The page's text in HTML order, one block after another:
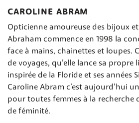
CAROLINE ABRAM
Opticienne amoureuse des bijoux
Abraham commence en 1998 la
face à mains, chainettes et loupes.
de voyages, qu’elle lance sa propre
inspirée de la Floride et ses années
Caroline Abram c’est aujourd’hui
pour toutes femmes à la recherche
de féminité.